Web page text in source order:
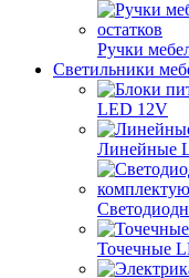
Ручки
Светильники
LED 12V
Линейные
Точечные